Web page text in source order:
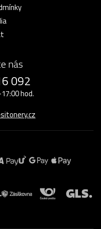
nás
092
hod.